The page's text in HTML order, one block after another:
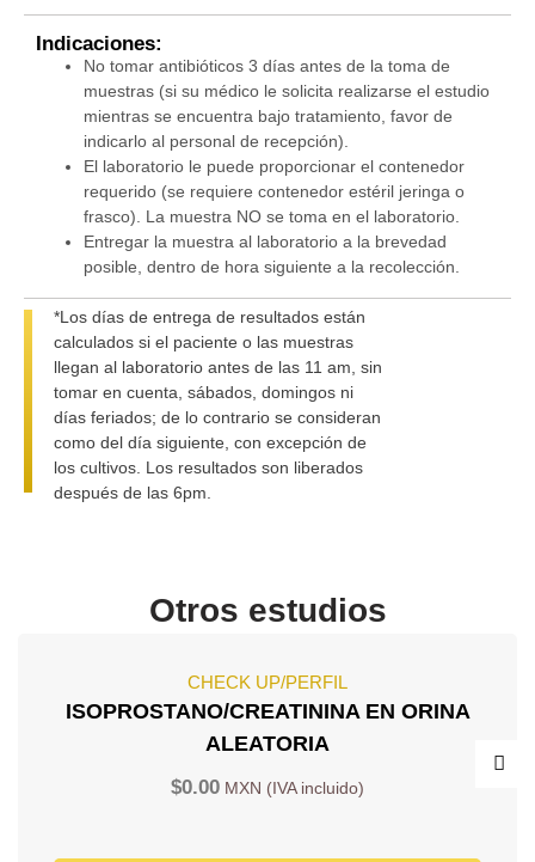
Indicaciones:
No tomar antibióticos 3 días antes de la toma de
muestras (si su médico le solicita realizarse el estudio
mientras se encuentra bajo tratamiento, favor de
indicarlo al personal de recepción).
El laboratorio le puede proporcionar el contenedor
requerido (se requiere contenedor estéril jeringa o
frasco). La muestra NO se toma en el laboratorio.
Entregar la muestra al laboratorio a la brevedad
posible, dentro de hora siguiente a la recolección.
*Los días de entrega de resultados están
calculados si el paciente o las muestras
llegan al laboratorio antes de las 11 am, sin
tomar en cuenta, sábados, domingos ni
días feriados; de lo contrario se consideran
como del día siguiente, con excepción de
los cultivos. Los resultados son liberados
después de las 6pm.
Otros estudios
CHECK UP/PERFIL
ISOPROSTANO/CREATININA EN ORINA
ALEATORIA
$0.00